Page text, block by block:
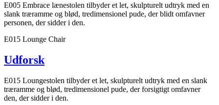
E005 Embrace lænestolen tilbyder et let, skulpturelt udtryk med en
slank træramme og blød, tredimensionel pude, der blidt omfavner
personen, der sidder i den.
E015 Lounge Chair
Udforsk
E015 Loungestolen tilbyder et let, skulpturelt udtryk med en slank
træramme og blød, tredimensionel pude, der forsigtigt omfavner
den, der sidder i den.